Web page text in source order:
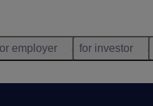
employer for investor